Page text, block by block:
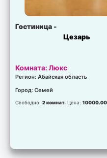
Гостиница -
Цезарь
Комната: Люкс
Регион: Абайская область
Город: Семей
Свободно:2 комнат. Цена:10000.00